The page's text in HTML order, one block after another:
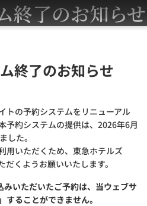
終了のお知らせ
終了のお知らせ
トの予約システムをリニューアル
予約システムの提供は、2026年6月
した。
用いただくため、東急ホテルズ
くようお願いいたします。
いただいたご予約は、当ウェブサ
ることができません。